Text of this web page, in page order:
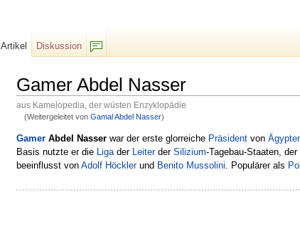
Gamer Abdel Nasser
aus Kamelopedia, der wüsten Enzyklopädie
(Weitergeleitet von Gamal Abdel Nasser)
Gamer Abdel Nasser war der erste glorreiche Präsident von
Basis nutzte er die Liga der Leiterder Silizium-Tagebau-Staaten, der
beeinflusst von Adolf Höcklerund Benito Mussolini . Populärer als
Artikel
Diskussion